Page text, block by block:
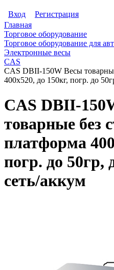
Вход
Регистрация
Главная
Торговое оборудование
Торговое оборудование для
Электронные весы
CAS
CAS DBII-150W Весы
400х520, до 150кг, погр. до
CAS DBII-
товарные без
платформа
погр. до
сеть/аккум